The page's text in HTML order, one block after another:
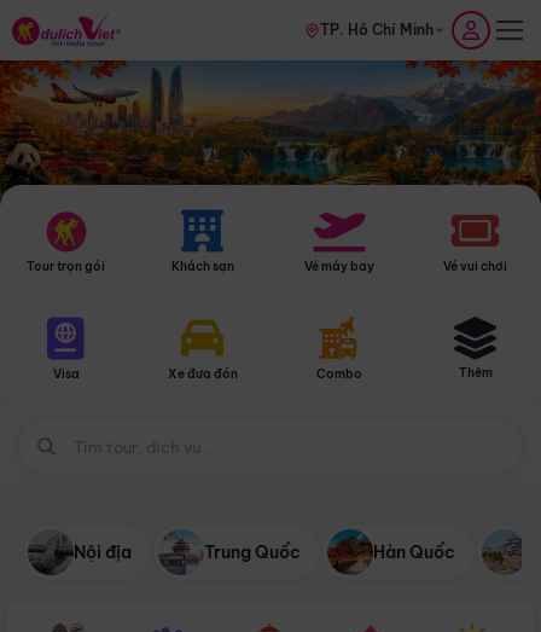
TP. Hồ Chí Minh
Tour trọn gói Khách sạn Vé máy bay Vé vui chơi
Visa Xe đưa đón Combo Thêm
Nội địa Trung Quốc Hàn Quốc